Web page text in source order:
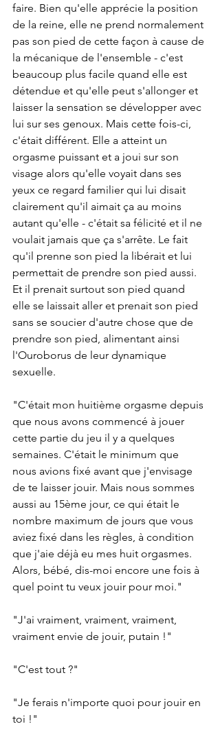
faire. Bien qu'elle apprécie la position
de la reine, elle ne prend normalement
pas son pied de cette façon à cause de
la mécanique de l'ensemble - c'est
beaucoup plus facile quand elle est
détendue et qu'elle peut s'allonger et
laisser la sensation se développer avec
lui sur ses genoux. Mais cette fois-ci,
c'était différent. Elle a atteint un
orgasme puissant et a joui sur son
visage alors qu'elle voyait dans ses
yeux ce regard familier qui lui disait
clairement qu'il aimait ça au moins
autant qu'elle - c'était sa félicité et il ne
voulait jamais que ça s'arrête. Le fait
qu'il prenne son pied la libérait et lui
permettait de prendre son pied aussi.
Et il prenait surtout son pied quand
elle se laissait aller et prenait son pied
sans se soucier d'autre chose que de
prendre son pied, alimentant ainsi
l'Ouroborus de leur dynamique
sexuelle.
"C'était mon huitième orgasme depuis
que nous avons commencé à jouer
cette partie du jeu il y a quelques
semaines. C'était le minimum que
nous avions fixé avant que j'envisage
de te laisser jouir. Mais nous sommes
aussi au 15ème jour, ce qui était le
nombre maximum de jours que vous
aviez fixé dans les règles, à condition
que j'aie déjà eu mes huit orgasmes.
Alors, bébé, dis-moi encore une fois à
quel point tu veux jouir pour moi."
"J'ai vraiment, vraiment, vraiment,
vraiment envie de jouir, putain !"
"C'est tout ?"
"Je ferais n'importe quoi pour jouir en
toi !"